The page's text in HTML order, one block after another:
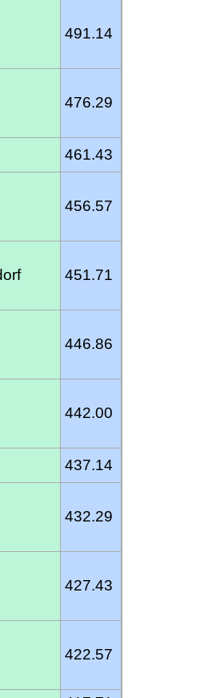
491.14
476.29
461.43
456.57
451.71
446.86
442.00
437.14
432.29
427.43
422.57